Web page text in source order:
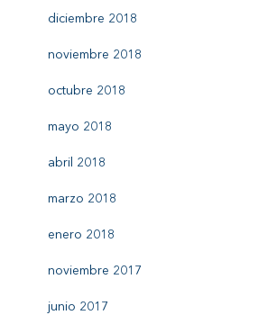
diciembre 2018
noviembre 2018
octubre 2018
mayo 2018
abril 2018
marzo 2018
enero 2018
noviembre 2017
junio 2017